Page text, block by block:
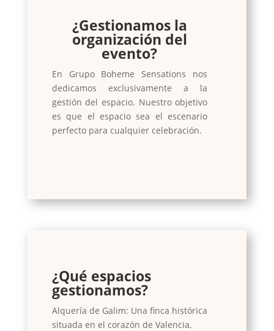
¿Gestionamos la
organización del
evento?
En Grupo Boheme Sensations nos
dedicamos exclusivamente a la
gestión del espacio. Nuestro objetivo
es que el espacio sea el escenario
perfecto para cualquier celebración.
¿Qué espacios
gestionamos?
Alquería de Galim: Una finca histórica
situada en el corazón de Valencia,